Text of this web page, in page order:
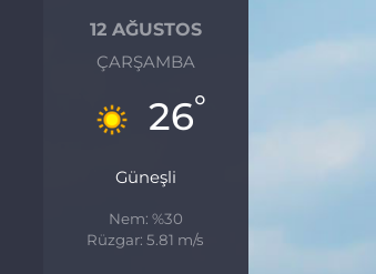
12 AĞUSTOS
ÇARŞAMBA
26°
Güneşli
Nem: %30
Rüzgar: 5.81 m/s